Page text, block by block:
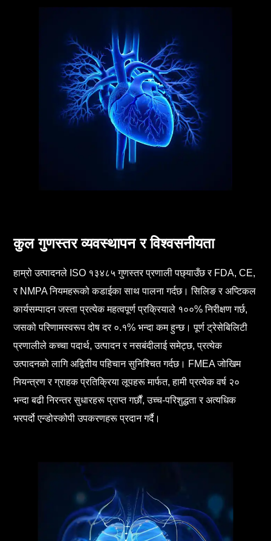
कुल गुणस्तर व्यवस्थापन र विश्वसनीयता
हाम्रो उत्पादनले ISO १३४८५ गुणस्तर प्रणाली पछ्याउँछ र FDA, CE,
र NMPA नियमहरूको कडाईका साथ पालना गर्दछ। सिलिङ र अप्टिकल
कार्यसम्पादन जस्ता प्रत्येक महत्वपूर्ण प्रक्रियाले १००% निरीक्षण गर्छ,
जसको परिणामस्वरूप दोष दर ०.१% भन्दा कम हुन्छ। पूर्ण ट्रेसेबिलिटी
प्रणालीले कच्चा पदार्थ, उत्पादन र नसबंदीलाई समेट्छ, प्रत्येक
उत्पादनको लागि अद्वितीय पहिचान सुनिश्चित गर्दछ। FMEA जोखिम
नियन्त्रण र ग्राहक प्रतिक्रिया लूपहरू मार्फत, हामी प्रत्येक वर्ष २०
भन्दा बढी निरन्तर सुधारहरू प्राप्त गर्छौं, उच्च-परिशुद्धता र अत्यधिक
भरपर्दो एन्डोस्कोपी उपकरणहरू प्रदान गर्दै।